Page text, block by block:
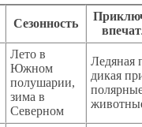
Сезонность
Лето в
Южном
полушарии,
зима в
Северном
Ледяная
дикая